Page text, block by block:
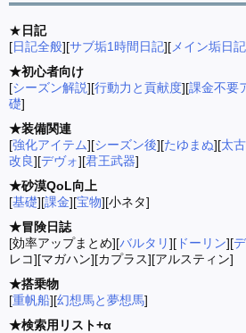
★ 日記
[日記全般][サブ垢1時間日記][ メイン垢日記
★初心者向け
[シーズン解説][行動力と貢献度][課金不要
礎]
★装備関連
[強化アイテム][シーズン後][たゆまぬ][太
改良][デヴォ][君王武器]
★砂漠QoL向上
[基礎][課金][宝物][小ネタ]
★冒険日誌
[効率アップまとめ][バルタリ][ ドーリン][
レコ][マガハン][カプラス][アルスティン]
★搭乗物
[重帆船][幻想馬と夢想馬]
★検索用リスト+α